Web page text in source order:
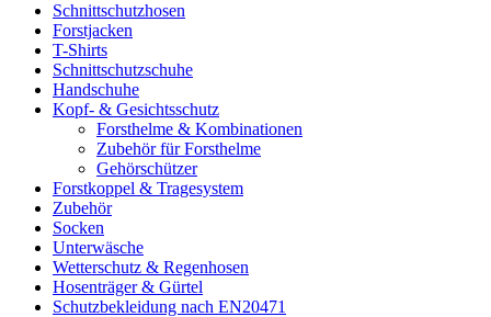
Schnittschutzhosen
Forstjacken
T-Shirts
Schnittschutzschuhe
Handschuhe
Kopf- & Gesichtsschutz
Forsthelme & Kombinationen
Zubehör für Forsthelme
Gehörschützer
Forstkoppel & Tragesystem
Zubehör
Socken
Unterwäsche
Wetterschutz & Regenhosen
Hosenträger & Gürtel
Schutzbekleidung nach EN20471